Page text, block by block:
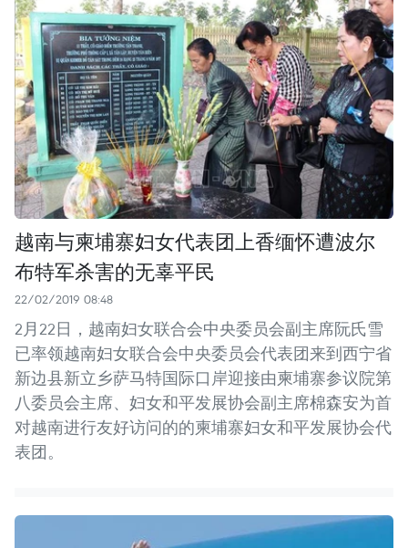
越南与柬埔寨妇女代表团上香缅怀遭波尔
布特军杀害的无辜平民
22/02/2019 08:48
2月22日，越南妇女联合会中央委员会副主席阮氏雪
已率领越南妇女联合会中央委员会代表团来到西宁省
新边县新立乡萨马特国际口岸迎接由柬埔寨参议院第
八委员会主席、妇女和平发展协会副主席棉森安为首
对越南进行友好访问的的柬埔寨妇女和平发展协会代
表团。